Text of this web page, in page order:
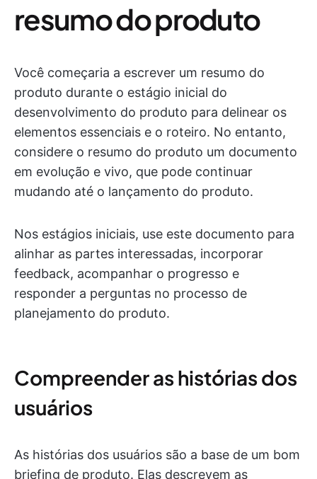
resumo do produto
Você começaria a escrever um resumo do
produto durante o estágio inicial do
desenvolvimento do produto para delinear os
elementos essenciais e o roteiro. No entanto,
considere o resumo do produto um documento
em evolução e vivo, que pode continuar
mudando até o lançamento do produto.
Nos estágios iniciais, use este documento para
alinhar as partes interessadas, incorporar
feedback, acompanhar o progresso e
responder a perguntas no processo de
planejamento do produto.
Compreender as histórias dos
usuários
As histórias dos usuários são a base de um bom
briefing de produto. Elas descrevem as